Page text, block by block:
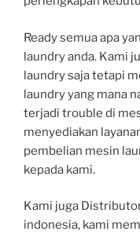
Ready semua apa
laundry anda. Kami
laundry saja tetapi
laundry yang mana
terjadi trouble di
menyediakan
pembelian mesin
kepada kami.
Kami juga
indonesia, kami